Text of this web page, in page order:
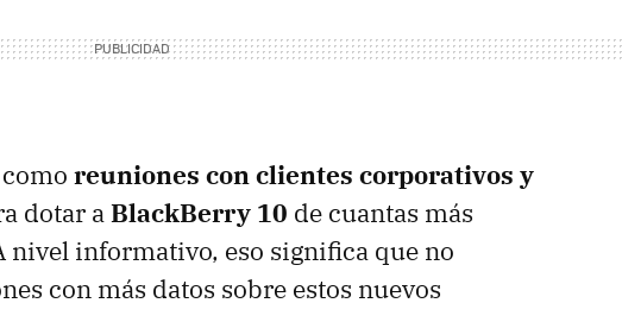
reuniones con clientes corporativos y
dotar aBlackBerry 10 de cuantas más
nivel informativo, eso significa que no
con más datos sobre estos nuevos